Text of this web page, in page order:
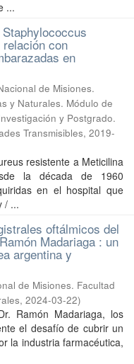
...
con
en
de Misiones.
y Naturales. Módulo de
y Postgrado.
Transmisibles, 2019-
resistente a Meticilina
la década de 1960
en el hospital que
/ ...
oftálmicos del
Madariaga : un
argentina y
de Misiones. Facultad
, 2024-03-22)
Ramón Madariaga, los
el desafío de cubrir un
la industria farmacéutica,